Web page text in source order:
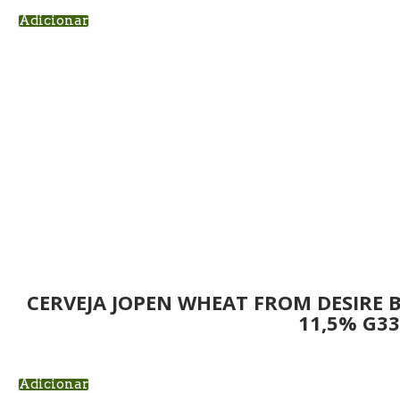
Adicionar
CERVEJA JOPEN WHEAT FROM
11,5%
Adicionar